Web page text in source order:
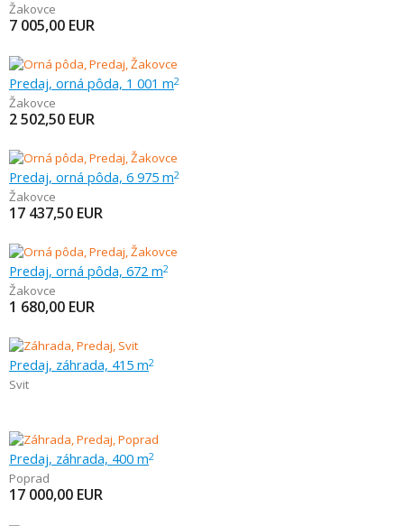
Žakovce
7 005,00 EUR
Predaj, orná pôda, 1 001 m2
Žakovce
2 502,50 EUR
Predaj, orná pôda, 6 975 m2
Žakovce
17 437,50 EUR
Predaj, orná pôda, 672 m2
Žakovce
1 680,00 EUR
Predaj, záhrada, 415 m2
Svit
Predaj, záhrada, 400 m2
Poprad
17 000,00 EUR